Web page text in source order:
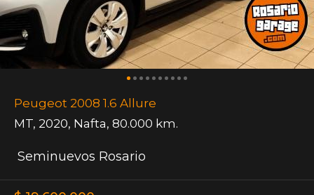
Peugeot 2008 1.6 Allure
MT, 2020, Nafta, 80.000 km.
Seminuevos Rosario